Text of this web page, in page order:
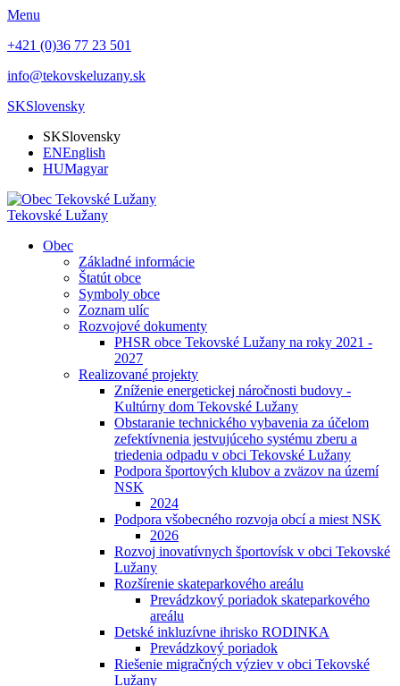
Menu
+421 (0)36 77 23 501
info@tekovskeluzany.sk
SKSlovensky
SKSlovensky
ENEnglish
HUMagyar
Tekovské Lužany
Obec
Základné informácie
Štatút obce
Symboly obce
Zoznam ulíc
Rozvojové dokumenty
PHSR obce Tekovské Lužany na roky 2021 -
2027
Realizované projekty
Zníženie energetickej náročnosti budovy -
Kultúrny dom Tekovské Lužany
Obstaranie technického vybavenia za účelom
zefektívnenia jestvujúceho systému zberu a
triedenia odpadu v obci Tekovské Lužany
Podpora športových klubov a zväzov na území
NSK
2024
Podpora všobecného rozvoja obcí a miest NSK
2026
Rozvoj inovatívnych športovísk v obci Tekovské
Lužany
Rozšírenie skateparkového areálu
Prevádzkový poriadok skateparkového
areálu
Detské inkluzívne ihrisko RODINKA
Prevádzkový poriadok
Riešenie migračných výziev v obci Tekovské
Lužany